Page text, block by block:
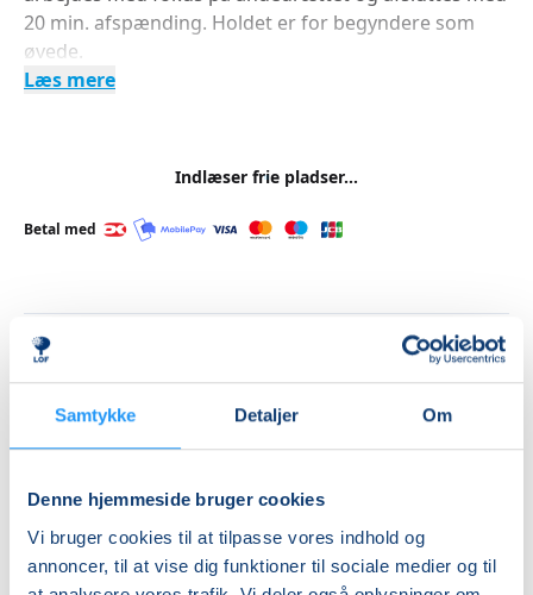
Samtykke Detaljer Om
Denne hjemmeside bruger cookies
Vi bruger cookies til at tilpasse vores indhold og
annoncer, til at vise dig funktioner til sociale medier og til
20 min. afspænding. Holdet er for begyndere som
øvede.
Læs mere
Indlæser frie pladser...
Betal med
Priser
undervisning
Info
Nummer